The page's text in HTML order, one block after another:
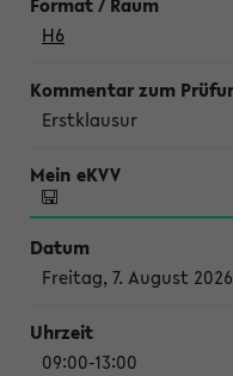
H6
Erstklausur
Freitag, 7. August 2026
09:00-13:00